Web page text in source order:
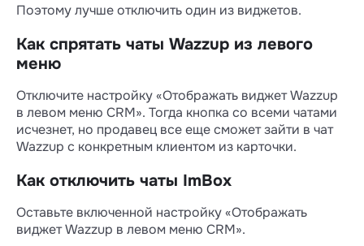
Поэтому лучше отключить один из виджетов.
Как спрятать чаты Wazzup из левого
меню
Отключите настройку «Отображать виджет Wazzup
в левом меню СRM». Тогда кнопка со всеми чатами
исчезнет, но продавец все еще сможет зайти в чат
Wazzup с конкретным клиентом из карточки.
Как отключить чаты ImBox
Оставьте включенной настройку «Отображать
виджет Wazzup в левом меню СRM».